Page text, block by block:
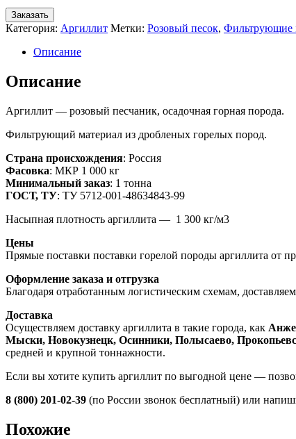
Заказать
Категория: Аргиллит Метки: Розовый песок, Фильтрующие
Описание
Описание
Аргиллит — розовый песчаник, осадочная горная порода.
Фильтрующий материал из дробленых горелых пород.
Страна происхождения: Россия
Фасовка: МКР 1 000 кг
Минимальный заказ: 1 тонна
ГОСТ, ТУ: ТУ 5712-001-48634843-99
Насыпная плотность аргиллита — 1 300 кг/м3
Цены
Прямые поставки поставки горелой породы аргиллита от
Оформление заказа и отгрузка
Благодаря отработанным логистическим схемам,
Доставка
Осуществляем доставку аргиллита в такие города, как
Мыски, Новокузнецк, Осинники, Полысаево,
средней и крупной тоннажности.
Если вы хотите купить аргиллит по выгодной цене —
8 (800) 201-02-39 (по России звонок бесплатный) или
Похожие